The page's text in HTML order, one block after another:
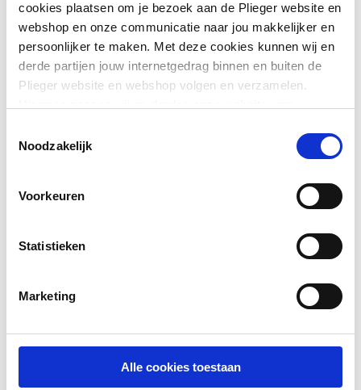
cookies plaatsen om je bezoek aan de Plieger website en
webshop en onze communicatie naar jou makkelijker en
persoonlijker te maken. Met deze cookies kunnen wij en
derde partijen jouw internetgedrag binnen en buiten de
Plieger website en webshop volgen en verzamelen.
We slaan je cookievoorkeur op in je browser.
Noodzakelijk
Voorkeuren
Statistieken
Marketing
Alle cookies toestaan
Materiaal Zink
Downloads